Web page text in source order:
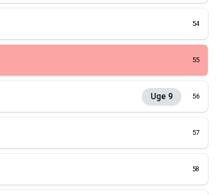
54
55
Uge 9 56
57
58